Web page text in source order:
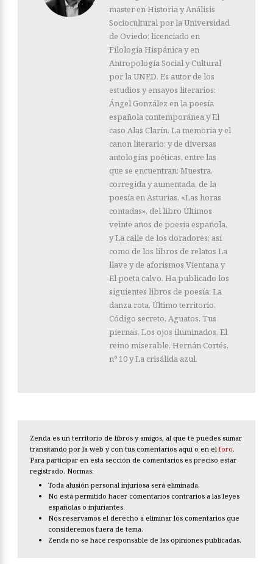
master en Historia y Análisis
Sociocultural por la Universidad
de Oviedo; licenciado en
Filología Hispánica y en
Antropología Social y Cultural
por la UNED. Es autor de los
estudios y ensayos literarios:
Ángel González en la poesía
española contemporánea y El
caso Alas Clarín. La memoria y el
canon literario; y de diversas
antologías poéticas, entre las
que se encuentran: Muestra,
corregida y aumentada, de la
poesía en Asturias, «Las horas
contadas», del libro Últimos
veinte años de poesía española,
y La calle de los doradores; así
como de los libros de relatos La
llave y de aforismos Vientana y
El poeta calvo. Ha publicado los
siguientes libros de poesía: La
danza rota, Último territorio,
Código secreto, Aguatos, Tus
piernas, Los ojos iluminados, El
reino miserable, Hernán Cortés,
nº 10 y La crisálida azul.
Zenda es un territorio de libros y amigos, al que te puedes sumar
transitando por la web y con tus comentarios aquí o en el foro.
Para participar en esta sección de comentarios es preciso estar
registrado. Normas:
Toda alusión personal injuriosa será eliminada.
No está permitido hacer comentarios contrarios a las leyes
españolas o injuriantes.
Nos reservamos el derecho a eliminar los comentarios que
consideremos fuera de tema.
Zenda no se hace responsable de las opiniones publicadas.